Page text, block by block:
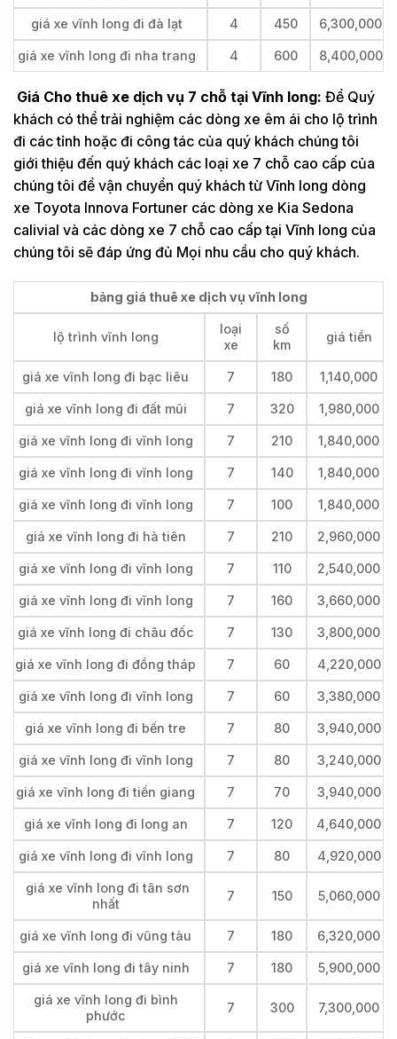
giá xe vĩnh long đi đà lạt 4 450 6,300,000
giá xe vĩnh long đi nha trang 4 600 8,400,000
Giá Cho thuê xe dịch vụ 7 chỗ tại Vĩnh long: Để Quý
khách có thể trải nghiệm các dòng xe êm ái cho lộ trình
đi các tỉnh hoặc đi công tác của quý khách chúng tôi
giới thiệu đến quý khách các loại xe 7 chỗ cao cấp của
chúng tôi để vận chuyển quý khách từ Vĩnh long dòng
xe Toyota Innova Fortuner các dòng xe Kia Sedona
calivial và các dòng xe 7 chỗ cao cấp tại Vĩnh long của
chúng tôi sẽ đáp ứng đủ Mọi nhu cầu cho quý khách.
bảng giá thuê xe dịch vụ vĩnh long
lộ trình vĩnh long
loại
xe
số
km
giá tiền
giá xe vĩnh long đi bạc liêu 7 180 1,140,000
giá xe vĩnh long đi đất mũi 7 320 1,980,000
giá xe vĩnh long đi vĩnh long 7 210 1,840,000
giá xe vĩnh long đi vĩnh long 7 140 1,840,000
giá xe vĩnh long đi vĩnh long 7 100 1,840,000
giá xe vĩnh long đi hà tiên 7 210 2,960,000
giá xe vĩnh long đi vĩnh long 7 110 2,540,000
giá xe vĩnh long đi vĩnh long 7 160 3,660,000
giá xe vĩnh long đi châu đốc 7 130 3,800,000
giá xe vĩnh long đi đồng tháp 7 60 4,220,000
giá xe vĩnh long đi vĩnh long 7 60 3,380,000
giá xe vĩnh long đi bến tre 7 80 3,940,000
giá xe vĩnh long đi vĩnh long 7 80 3,240,000
giá xe vĩnh long đi tiền giang 7 70 3,940,000
giá xe vĩnh long đi long an 7 120 4,640,000
giá xe vĩnh long đi vĩnh long 7 80 4,920,000
giá xe vĩnh long đi tân sơn
nhất
7 150 5,060,000
giá xe vĩnh long đi vũng tàu 7 180 6,320,000
giá xe vĩnh long đi tây ninh 7 180 5,900,000
giá xe vĩnh long đi bình
phước
7 300 7,300,000